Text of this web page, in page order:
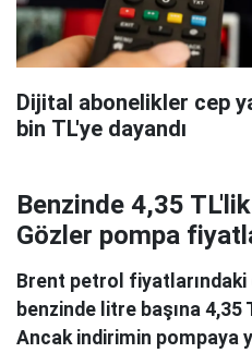
Dijital abonelikler cep
bin TL'ye dayandı
Benzinde 4,35
Gözler pompa
Brent petrol fiyatlarındaki
benzinde litre başına
Ancak indirimin pompaya